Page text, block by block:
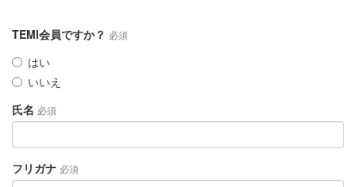
TEMI会員ですか？ 必須
はい
いいえ
氏名 必須
フリガナ 必須